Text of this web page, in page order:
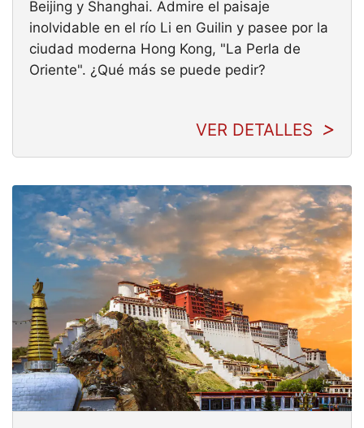
Beijing y Shanghai. Admire el paisaje
inolvidable en el río Li en Guilin y pasee por la
ciudad moderna Hong Kong, "La Perla de
Oriente". ¿Qué más se puede pedir?
VER DETALLES